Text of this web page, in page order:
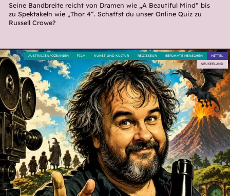
Seine Bandbreite reicht von Dramen wie „A Beautiful Mind“ bis
zu Spektakeln wie „Thor 4“. Schaffst du unser Online Quiz zu
Russell Crowe?
MITTEL
BERÜHMTE MENSCHEN
REGISSEUR
KUNST UND KULTUR
FILM
AUSTRALIEN/OZEANIEN
NEUSEELAND